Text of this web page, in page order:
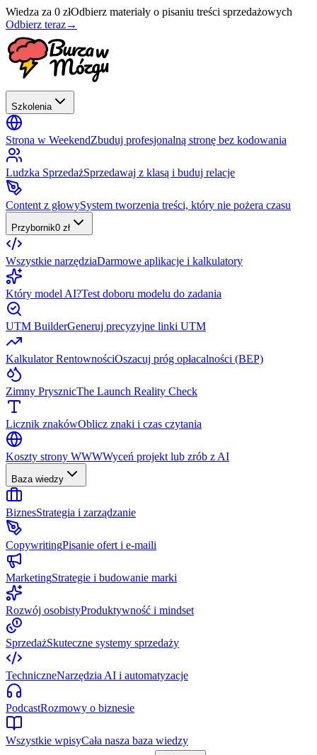
Wiedza za 0 złOdbierz materiały o pisaniu treści sprzedażowych
Odbierz teraz→
Szkolenia
Strona w WeekendZbuduj profesjonalną stronę bez kodowania
Ludzka SprzedażSprzedawaj z klasą i buduj relacje
Content z głowySystem tworzenia treści, który nie pożera czasu
Przybornik0 zł
Wszystkie narzędziaDarmowe aplikacje i kalkulatory
Który model AI?Test doboru modelu do zadania
UTM BuilderGeneruj precyzyjne linki UTM
Kalkulator RentownościOszacuj próg opłacalności (BEP)
Zimny PrysznicThe Launch Reality Check
Licznik znakówOblicz znaki i czas czytania
Koszty strony WWWWyceń projekt lub zrób z AI
Baza wiedzy
BiznesStrategia i zarządzanie
CopywritingPisanie ofert i e-maili
MarketingStrategie i budowanie marki
Rozwój osobistyProduktywność i mindset
SprzedażSkuteczne systemy sprzedaży
TechniczneNarzędzia AI i automatyzacje
PodcastRozmowy o biznesie
Wszystkie wpisyCała nasza baza wiedzy